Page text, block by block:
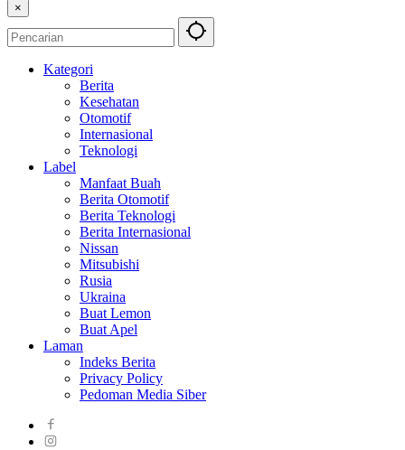
×
Kategori
Berita
Kesehatan
Otomotif
Internasional
Teknologi
Label
Manfaat Buah
Berita Otomotif
Berita Teknologi
Berita Internasional
Nissan
Mitsubishi
Rusia
Ukraina
Buat Lemon
Buat Apel
Laman
Indeks Berita
Privacy Policy
Pedoman Media Siber